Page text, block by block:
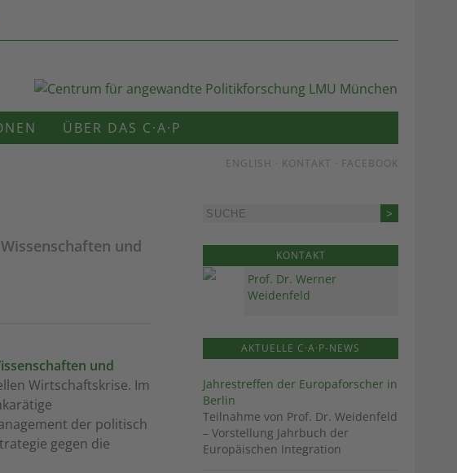
ÜBER DAS C·A·P
ENGLISH · KONTAKT · FACEBOOK
und
und
Wirtschaftskrise. Im
der politisch
gegen die
KONTAKT
Prof. Dr. Werner
Weidenfeld
AKTUELLE C·A·P-NEWS
Jahrestreffen der Europaforscher in
Berlin
Teilnahme von Prof. Dr. Weidenfeld
– Vorstellung Jahrbuch der
Europäischen Integration